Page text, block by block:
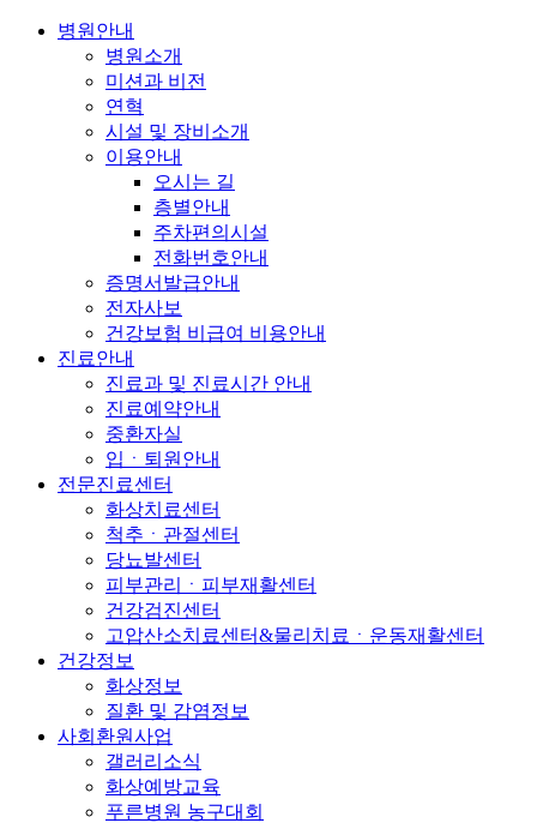
병원안내
병원소개
미션과 비전
연혁
시설 및 장비소개
이용안내
오시는 길
층별안내
주차편의시설
전화번호안내
증명서발급안내
전자사보
건강보험 비급여 비용안내
진료안내
진료과 및 진료시간 안내
진료예약안내
중환자실
입ㆍ퇴원안내
전문진료센터
화상치료센터
척추ㆍ관절센터
당뇨발센터
피부관리ㆍ피부재활센터
건강검진센터
고압산소치료센터&물리치료ㆍ운동재활센터
건강정보
화상정보
질환 및 감염정보
사회환원사업
갤러리소식
화상예방교육
푸른병원 농구대회